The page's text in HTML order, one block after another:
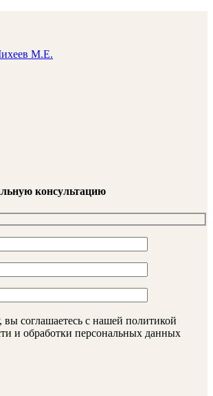
М.Е.
консультацию
вы соглашаетесь с нашей политикой
и обработки персональных данных